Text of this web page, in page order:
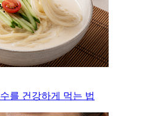
를 건강하게 먹는 법